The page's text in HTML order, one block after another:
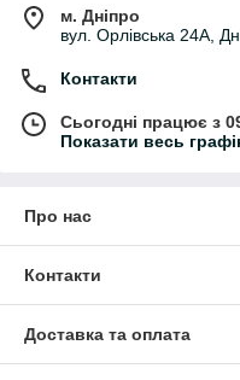
м. Дніпро
вул. Орлівська 24А,
Контакти
Сьогодні працює з
Показати весь
Про нас
Контакти
Доставка та оплата